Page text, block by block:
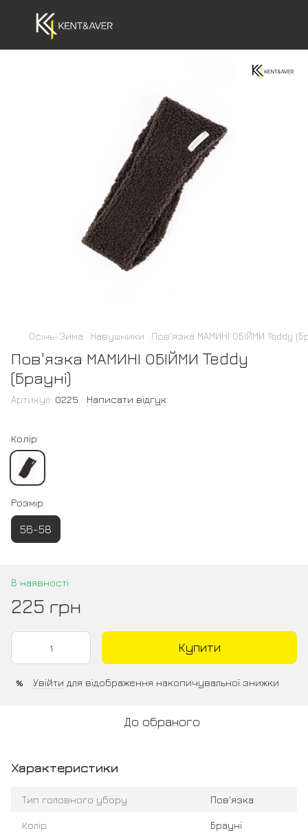
Осінь-Зима Навушники Пов'язка МАМИНІ ОБІЙМИ Teddy
Пов'язка МАМИНІ ОБІЙМИ Teddy
(Брауні)
Артикул: 0225 Написати відгук
Колір
Розмір
56-58
В наявності
225 грн
Купити
% Увійти для відображення накопичувальної знижки
До обраного
Характеристики
Тип головного убору Пов'язка
Колір Брауні